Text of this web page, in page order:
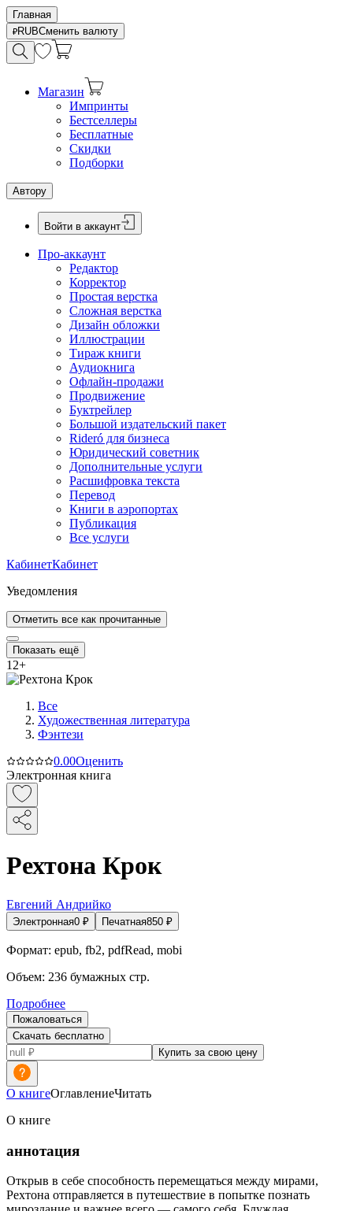
Главная
RUBСменить валюту
Магазин
Импринты
Бестселлеры
Бесплатные
Скидки
Подборки
Автору
Войти в аккаунт
Про-аккаунт
Редактор
Корректор
Простая верстка
Сложная верстка
Дизайн обложки
Иллюстрации
Тираж книги
Аудиокнига
Офлайн-продажи
Продвижение
Буктрейлер
Большой издательский пакет
Rideró для бизнеса
Юридический советник
Дополнительные услуги
Расшифровка текста
Перевод
Книги в аэропортах
Публикация
Все услуги
КабинетКабинет
Уведомления
Отметить все как прочитанные
Показать ещё
12+
Все
Художественная литература
Фэнтези
0.00Оценить
Электронная книга
Рехтона Крок
Евгений Андрийко
Электронная0 ₽ Печатная850 ₽
Формат: epub, fb2, pdfRead, mobi
Объем: 236 бумажных стр.
Подробнее
Пожаловаться
Скачать бесплатно
Купить за свою цену
О книгеОглавлениеЧитать
О книге
аннотация
Открыв в себе способность перемещаться между мирами,
Рехтона отправляется в путешествие в попытке познать